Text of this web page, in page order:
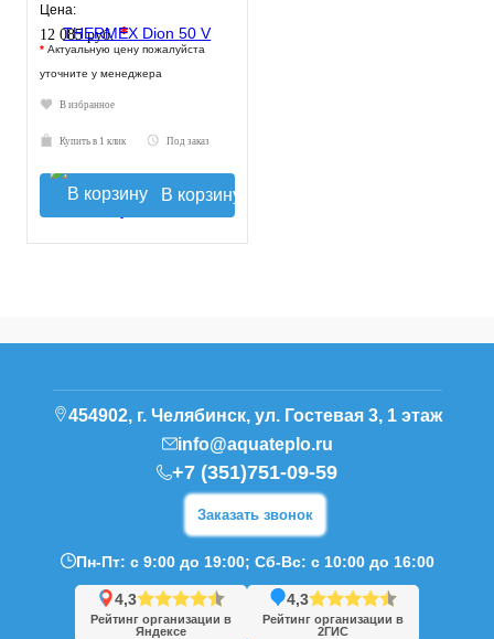
Цена:
12 085 руб.*
* Актуальную цену пожалуйста
уточните у менеджера
В избранное
Купить в 1 клик Под заказ
В корзину
454902, г. Челябинск, ул. Гостевая 3, 1 этаж
info@aquateplo.ru
+7 (351)751-09-59
Заказать звонок
Пн-Пт: с 9:00 до 19:00; Сб-Вс: с 10:00 до 16:00
4,3
Рейтинг организации в
Яндексе
4,3
Рейтинг организации в
2ГИС